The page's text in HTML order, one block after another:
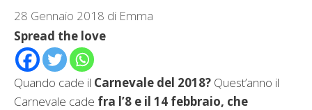
28 Gennaio 2018 di Emma
Spread the love
Quando cade il Carnevale del 2018? Quest’anno il
Carnevale cade fra l’8 e il 14 febbraio, che